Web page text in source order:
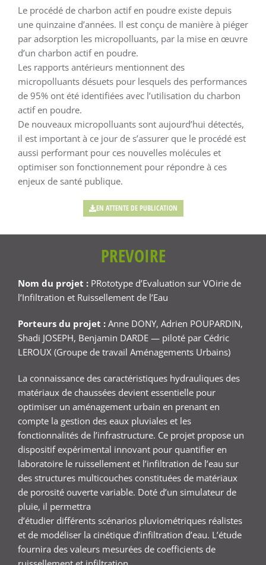
Le procédé de charbon actif en poudre existe depuis
une quinzaine d’années. Il est conçu de manière à piéger
par adsorption les micropolluants, par la mise en œuvre
d’un charbon actif en poudre.
Les rapports antérieurs mentionnent des
micropolluants désuets pour lesquels des performances
de 95% ont été identifiées avec l’utilisation du charbon
actif en poudre.
De nouveaux micropolluants sont aujourd’hui détectés,
il est important à ce jour de s’assurer que le procédé est
aussi performant pour ces nouvelles molécules et
optimiser son fonctionnement pour répondre à ces
enjeux de santé publique.
EN ATTENTE DE PUBLICATION
PREVOIRE
Nom du projet : PRototype d’Evaluation sur VOirie de
l’Infiltration et Ruissellement de l’Eau
Porteurs du projet : Anne DONY, Adrien POUPARDIN,
Shadi JOSEPH, Benjamin DARDE — piloté par Cédric
LEROUX (Groupe de travail Aménagements Urbains)
La connaissance des caractéristiques hydrauliques des
matériaux de chaussées devient essentielle pour
optimiser un aménagement urbain en prenant en
compte la gestion des eaux pluviales et les
fonctionnalités de l’infrastructure. Ce projet propose un
dispositif expérimental innovant pour quantifier en
laboratoire le ruissellement et l’infiltration de l’eau sur
des structures multicouches constituées de matériaux
de porosité ouverte variable. Doté d’un simulateur de
pluie, il permettra
d’étudier différents scénarios pluviométriques réalistes
et de modéliser la cinétique d’infiltration d’eau. L’étude
fournira des valeurs mesurées de coefficients de